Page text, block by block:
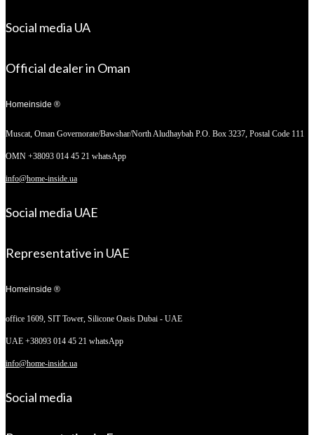
Social media UA
Official dealer in Oman
Homeinside ®
Muscat, Oman Governorate/Bawshar/North Aludhaybah P.O. Box 3237, Postal Code 111
OMN +38093 014 45 21 whatsApp
info@home-inside.ua
Social media UAE
Representative in UAE
Homeinside ®
office 1609, SIT Tower, Silicone Oasis Dubai - UAE
UAE +38093 014 45 21 whatsApp
info@home-inside.ua
Social media